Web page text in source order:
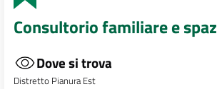
Consultorio familiare e
Dove si trova
Distretto Pianura Est